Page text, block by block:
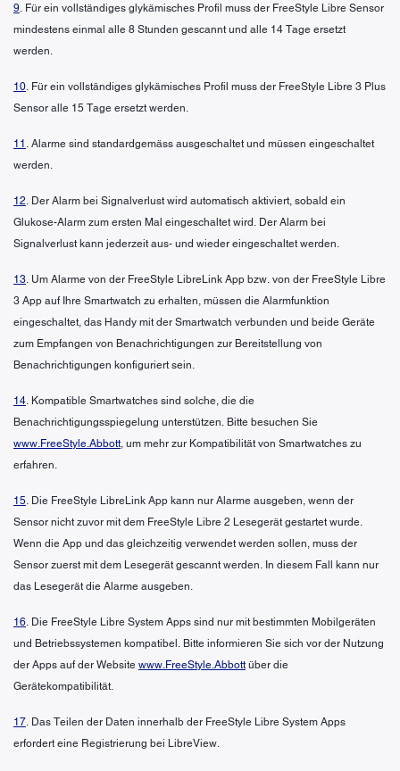
9. Für ein vollständiges glykämisches Profil muss der FreeStyle Libre Sensor
mindestens einmal alle 8 Stunden gescannt und alle 14 Tage ersetzt
werden.
10. Für ein vollständiges glykämisches Profil muss der FreeStyle Libre 3 Plus
Sensor alle 15 Tage ersetzt werden.
11 . Alarme sind standardgemäss ausgeschaltet und müssen eingeschaltet
werden.
12. Der Alarm bei Signalverlust wird automatisch aktiviert, sobald ein
Glukose-Alarm zum ersten Mal eingeschaltet wird. Der Alarm bei
Signalverlust kann jederzeit aus- und wieder eingeschaltet werden.
13. Um Alarme von der FreeStyle LibreLink App bzw. von der FreeStyle Libre
3 App auf Ihre Smartwatch zu erhalten, müssen die Alarmfunktion
eingeschaltet, das Handy mit der Smartwatch verbunden und beide Geräte
zum Empfangen von Benachrichtigungen zur Bereitstellung von
Benachrichtigungen konfiguriert sein.
14. Kompatible Smartwatches sind solche, die die
Benachrichtigungsspiegelung unterstützen. Bitte besuchen Sie
www.FreeStyle.Abbott, um mehr zur Kompatibilität von Smartwatches zu
erfahren.
15. Die FreeStyle LibreLink App kann nur Alarme ausgeben, wenn der
Sensor nicht zuvor mit dem FreeStyle Libre 2 Lesegerät gestartet wurde.
Wenn die App und das gleichzeitig verwendet werden sollen, muss der
Sensor zuerst mit dem Lesegerät gescannt werden. In diesem Fall kann nur
das Lesegerät die Alarme ausgeben.
16. Die FreeStyle Libre System Apps sind nur mit bestimmten Mobilgeräten
und Betriebssystemen kompatibel. Bitte informieren Sie sich vor der Nutzung
der Apps auf der Website www.FreeStyle.Abbott über die
Gerätekompatibilität.
17. Das Teilen der Daten innerhalb der FreeStyle Libre System Apps
erfordert eine Registrierung bei LibreView.